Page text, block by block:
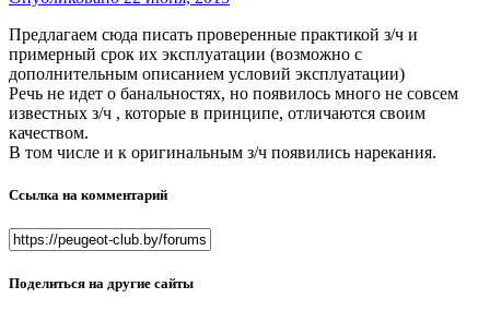
Предлагаем сюда писать проверенные практикой з/ч и
примерный срок их эксплуатации (возможно с
дополнительным описанием условий эксплуатации)
Речь не идет о банальностях, но появилось много не совсем
известных з/ч , которые в принципе, отличаются своим
качеством.
В том числе и к оригинальным з/ч появились нарекания.
Ссылка на комментарий
Поделиться на другие сайты